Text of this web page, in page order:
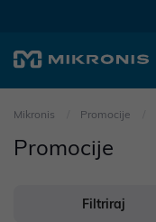
Mikronis Promocije
Promocije
Filtriraj